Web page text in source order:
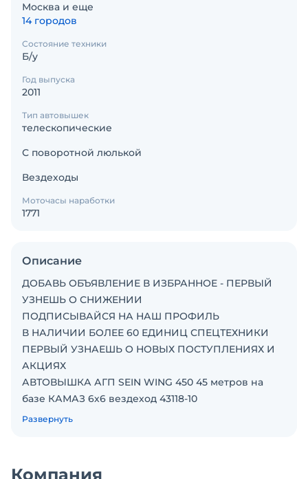
Москва и еще
14 городов
Состояние техники
Б/у
Год выпуска
2011
Тип автовышек
телескопические
С поворотной люлькой
Вездеходы
Моточасы наработки
1771
Описание
ДОБАВЬ ОБЪЯВЛЕНИЕ В ИЗБРАННОЕ - ПЕРВЫЙ
УЗНЕШЬ О СНИЖЕНИИ
ПОДПИСЫВАЙСЯ НА НАШ ПРОФИЛЬ
В НАЛИЧИИ БОЛЕЕ 60 ЕДИНИЦ СПЕЦТЕХНИКИ
ПЕРВЫЙ УЗНАЕШЬ О НОВЫХ ПОСТУПЛЕНИЯХ И
АКЦИЯХ
АВТОВЫШКА АГП SEIN WING 450 45 метров на
базе КАМАЗ 6х6 вездеход 43118-10
Ваш уже сейчас с первоначальным взносом от
Развернуть
Компания